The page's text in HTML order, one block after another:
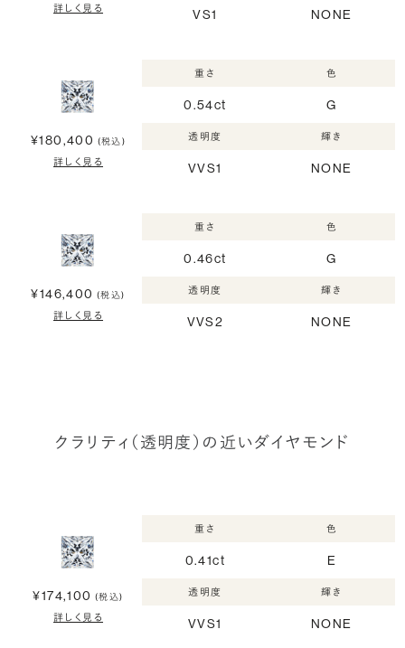
詳しく見る VS1 NONE
¥180,400 (税込)
詳しく見る
重さ
0.54ct
色
G
透明度
VVS1
輝き
NONE
¥146,400 (税込)
詳しく見る
重さ
0.46ct
色
G
透明度
VVS2
輝き
NONE
クラリティ（透明度）の近いダイヤモンド
¥174,100 (税込)
詳しく見る
重さ
0.41ct
色
E
透明度
VVS1
輝き
NONE